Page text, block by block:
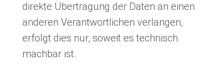
direkte Übertragung der Daten an einen
anderen Verantwortlichen verlangen,
erfolgt dies nur, soweit es technisch
machbar ist.